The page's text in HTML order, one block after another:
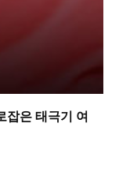
잡은 태극기 여